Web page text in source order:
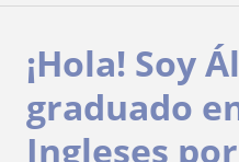
¡Hola! Soy
graduado
Ingleses